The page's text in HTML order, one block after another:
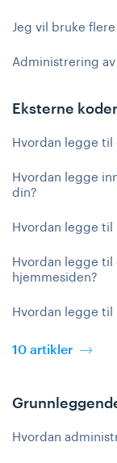
Jeg vil bruke
Administrering
Eksterne koder
Hvordan legge til
Hvordan legge
din?
Hvordan legge til
Hvordan legge til
hjemmesiden?
Hvordan legge til
10 artikler
Hvordan